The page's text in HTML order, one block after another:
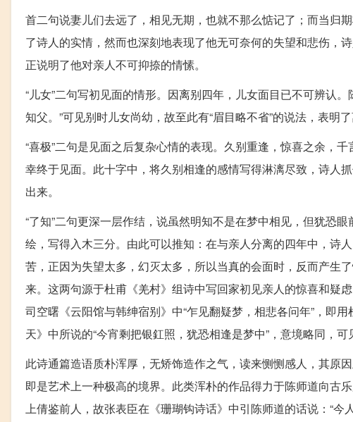
首二句说妻儿们去远了，相见无期，也就不那么惦记了；而当归
了诗人的实情，然而也深刻地表现了他无可奈何的失望和悲伤，
正说明了他对亲人不可抑捺的情愫。
“儿女”二句写初见面的情形。因离别四年，儿女面目已不可辨认
知父。”可见别时儿女尚幼，故至此有“眉目略不省”的说法，表明
“喜极”二句是见面之后复杂心情的表现。久别重逢，惊喜之余，
幸终于见面。此十字中，将久别相逢的感情写得淋漓尽致，诗人
出来。
“了知”二句更深一层作结，说虽然明知不是在梦中相见，但犹恐
绘，写得入木三分。由此可以推知：在与亲人分离的四年中，诗
苦，正因为失望太多，幻灭太多，所以当真的会面时，反而产生
来。这两句源于杜甫《羌村》组诗中写回家初见亲人的惊喜和疑
司空曙《云阳馆与韩绅宿别》中“乍见翻疑梦，相悲各问年”，即
天》中所说的“今宵剩把银釭照，犹恐相逢是梦中”，意境略同，可
此诗通篇造语质朴浑厚，无矫饰造作之气，读来恻恻感人，其原
即是艺术上一种极高的境界。此类浑朴的作品得力于陈师道向古
上倩鉴前人，故张表臣在《珊瑚钩诗话》中引陈师道的话说：“